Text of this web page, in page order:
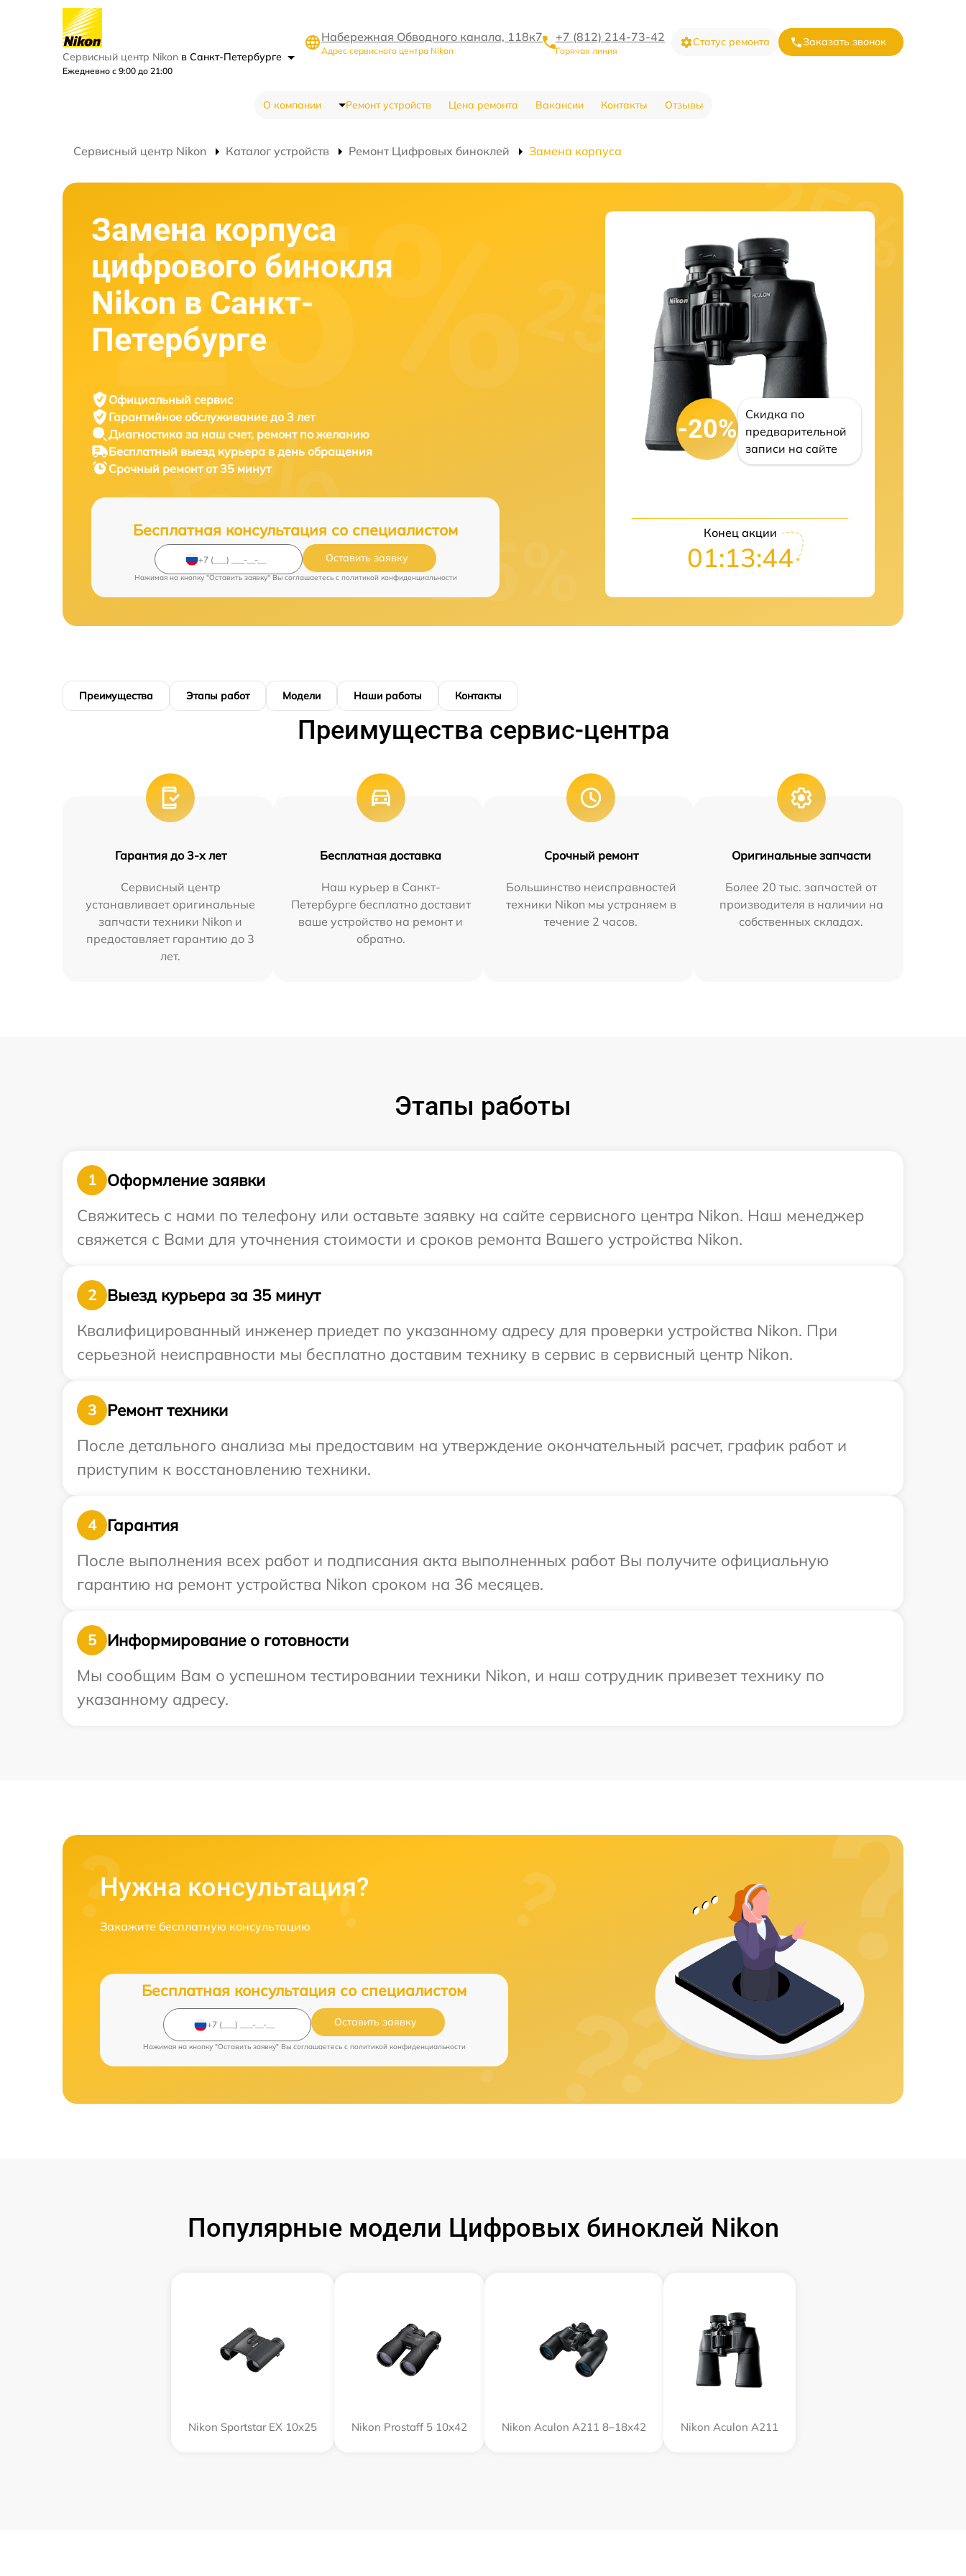
Сервисный центр Nikon в Санкт-Петербурге
Ежедневно с 9:00 до 21:00
Набережная Обводного канала, 118к7
Адрес сервисного центра Nikon
+7 (812) 214-73-42
Горячая линия
Статус ремонта Заказать звонок
О компании Ремонт устройств Цена ремонта Вакансии Контакты Отзывы
Сервисный центр Nikon Каталог устройств Ремонт Цифровых биноклей Замена корпуса
Замена корпуса
цифрового бинокля
Nikon в Санкт-
Петербурге
Официальный сервис
Гарантийное обслуживание до 3 лет
Диагностика за наш счет, ремонт по желанию
Бесплатный выезд курьера в день обращения
Срочный ремонтот 35 минут
Бесплатная консультация со специалистом
Оставить заявку
Нажимая на кнопку "Оставить заявку" Вы соглашаетесь c политикой конфиденциальности
-20%
Скидка по
предварительной
записи на сайте
Конец акции
01:13:43
Преимущества Этапы работ Модели Наши работы Контакты
Преимущества сервис-центра
Гарантия до 3-х лет
Сервисный центр
устанавливает оригинальные
запчасти техники Nikon и
предоставляет гарантию до 3
лет.
Бесплатная доставка
Наш курьер в Санкт-
Петербурге бесплатно доставит
ваше устройство на ремонт и
обратно.
Срочный ремонт
Большинство неисправностей
техники Nikon мы устраняем в
течение 2 часов.
Оригинальные запчасти
Более 20 тыс. запчастей от
производителя в наличии на
собственных складах.
Этапы работы
1
Оформление заявки
Свяжитесь с нами по телефону или оставьте заявку на сайте сервисного центра Nikon. Наш менеджер
свяжется с Вами для уточнения стоимости и сроков ремонта Вашего устройства Nikon.
2
Выезд курьера за 35 минут
Квалифицированный инженер приедет по указанному адресу для проверки устройства Nikon. При
серьезной неисправности мы бесплатно доставим технику в сервис в сервисный центр Nikon.
3
Ремонт техники
После детального анализа мы предоставим на утверждение окончательный расчет, график работ и
приступим к восстановлению техники.
4
Гарантия
После выполнения всех работ и подписания акта выполненных работ Вы получите официальную
гарантию на ремонт устройства Nikon сроком на 36 месяцев.
5
Информирование о готовности
Мы сообщим Вам о успешном тестировании техники Nikon, и наш сотрудник привезет технику по
указанному адресу.
Нужна консультация?
Закажите бесплатную консультацию
Бесплатная консультация со специалистом
Оставить заявку
Нажимая на кнопку "Оставить заявку" Вы соглашаетесь c политикой конфиденциальности
Популярные модели Цифровых биноклей Nikon
Nikon Sportstar EX 10x25 Nikon Prostaff 5 10x42 Nikon Aculon A211 8–18x42 Nikon Aculon A211